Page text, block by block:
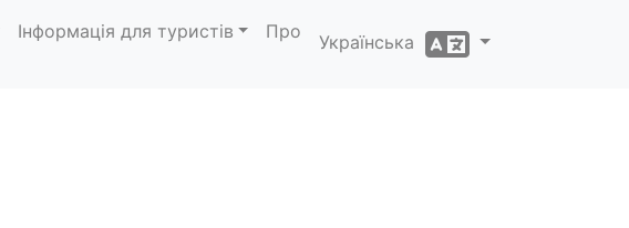
Інформація для туристів Про
Українська